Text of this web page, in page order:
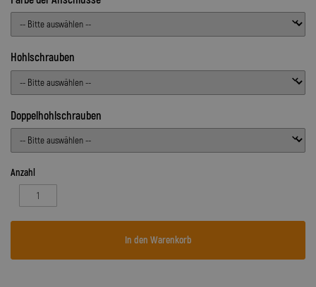
Hohlschrauben
Doppelhohlschrauben
Anzahl
In den Warenkorb